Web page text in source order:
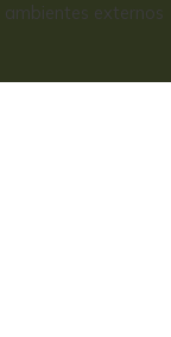
ambientes externos